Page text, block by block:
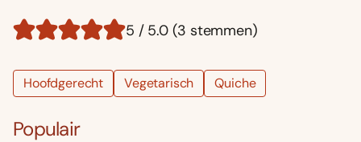
5 / 5.0 (3 stemmen)
Hoofdgerecht Vegetarisch Quiche
Populair